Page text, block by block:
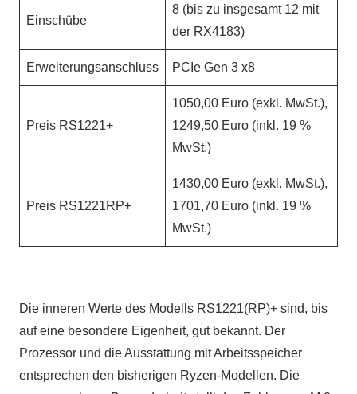
Einschübe
8 (bis zu insgesamt 12 mit
der RX4183)
Erweiterungsanschluss PCIe Gen 3 x8
Preis RS1221+
1050,00 Euro (exkl. MwSt.),
1249,50 Euro (inkl. 19 %
MwSt.)
Preis RS1221RP+
1430,00 Euro (exkl. MwSt.),
1701,70 Euro (inkl. 19 %
MwSt.)
Die inneren Werte des Modells RS1221(RP)+ sind, bis
auf eine besondere Eigenheit, gut bekannt. Der
Prozessor und die Ausstattung mit Arbeitsspeicher
entsprechen den bisherigen Ryzen-Modellen. Die